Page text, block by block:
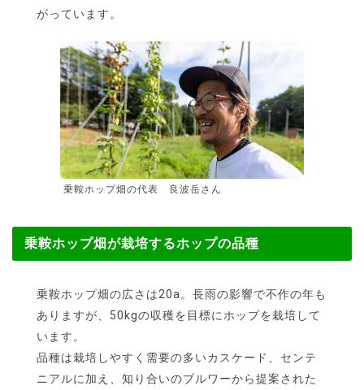
がっています。
乗鞍ホップ畑の代表 良波岳さん
乗鞍ホップ畑が栽培するホップの品種
乗鞍ホップ畑の広さは20a。長雨の影響で不作の年も
ありますが、50kgの収穫を目標にホップを栽培して
います。
品種は栽培しやすく需要の多いカスケード、センテ
ニアルに加え、知り合いのブルワーから提案された